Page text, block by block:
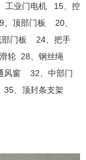
工业门电机 15、控
顶部门板 20、
门板 24、把手
轮 28、钢丝绳
风窗 32、中部门
、顶封条支架